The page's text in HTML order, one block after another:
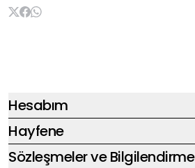
Hesabım
Hayfene
Sözleşmeler ve Bilgilendirme